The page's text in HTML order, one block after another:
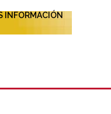
INFORMACIÓN